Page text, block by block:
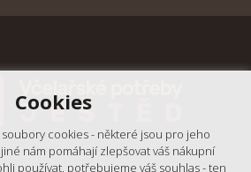
Cookies
cookies - některé jsou pro jeho
nám pomáhají zlepšovat váš nákupní
používat, potřebujeme váš souhlas - ten